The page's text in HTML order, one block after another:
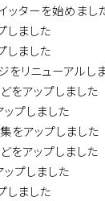
ッターを始めまし
しました
しました
をリニューアルし
をアップしました
ップしました
をアップしました
をアップしました
ップしました
しました